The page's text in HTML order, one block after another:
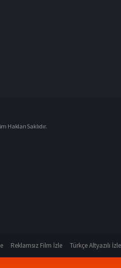
Hakları Saklıdır.
Reklamsız Film İzle Türkçe Altyazılı İzle